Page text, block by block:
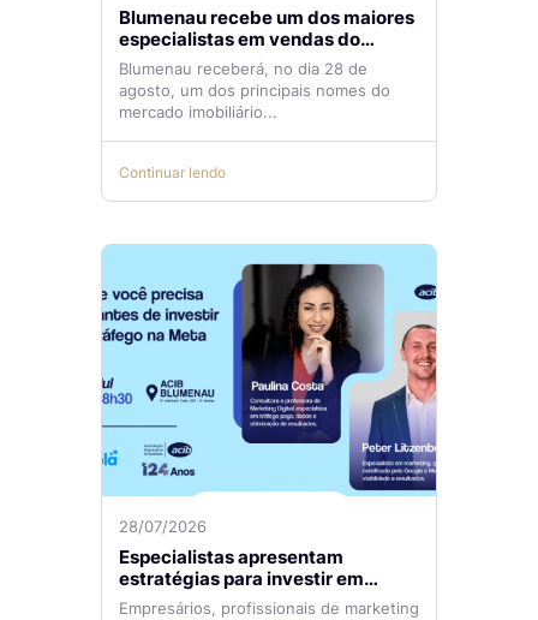
Blumenau recebe um dos maiores
especialistas em vendas do
mercado imobiliário
Blumenau receberá, no dia 28 de
agosto, um dos principais nomes do
mercado imobiliário...
Continuar lendo
28/07/2026
Especialistas apresentam
estratégias para investir em
tráfego pago com mais eficiência
Empresários, profissionais de marketing